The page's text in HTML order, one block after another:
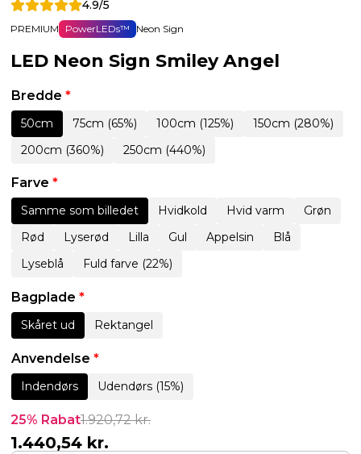
4.9/5
PREMIUM PowerLEDs™ Neon Sign
LED Neon Sign Smiley Angel
Bredde *
50cm 75cm (65%) 100cm (125%)
150cm (280%)
200cm (360%)
250cm (440%)
Farve *
Samme som billedet Hvidkold Hvid varm
Grøn
Rød
Lyserød Lilla Gul Appelsin
Blå
Lyseblå
Fuld farve (22%)
Bagplade *
Skåret ud Rektangel
Anvendelse *
Indendørs Udendørs (15%)
25% Rabat1.920,72kr.
1.440,54 kr.